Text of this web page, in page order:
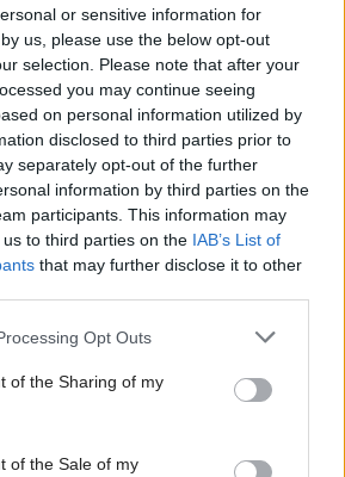
or sensitive information for
us, please use the below opt-out
selection. Please note that after your
you may continue seeing
on personal information utilized by
disclosed to third parties prior to
separately opt-out of the further
information by third parties on the
participants. This information may
to third parties on the IAB’s List of
that may further disclose it to other
website/app uses one or more Google
or usage behaviour. You may click to
to Google and its third-party tags to
specified purposes in below Google
Opt Outs
of the Sharing of my
of the Sale of my
dvere
zámky
Zdieľať článok